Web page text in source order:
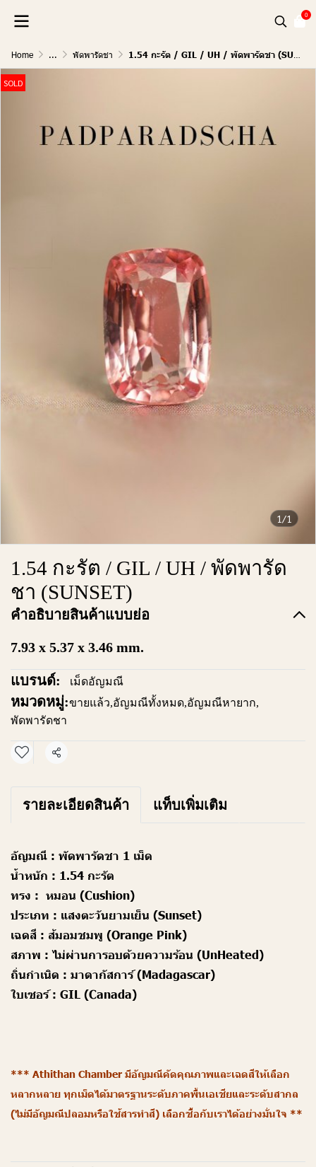
0
Home ... พัดพารัดชา 1.54 กะรัต / GIL / UH / พัดพารัดชา (SUNSET)
1/1
SOLD
1.54 กะรัต / GIL / UH / พัดพารัด
ชา (SUNSET)
คำอธิบายสินค้าแบบย่อ
7.93 x 5.37 x 3.46 mm.
แบรนด์: เม็ดอัญมณี
หมวดหมู่:ขายแล้ว,อัญมณีทั้งหมด,อัญมณีหายาก,
พัดพารัดชา
แชร์
รายละเอียดสินค้า แท็บเพิ่มเติม
อัญมณี : พัดพารัดชา 1 เม็ด
น้ำหนัก : 1.54 กะรัต
ทรง : หมอน (Cushion)
ประเภท : แสงตะวันยามเย็น (Sunset)
เฉดสี : ส้มอมชมพู (Orange Pink)
สภาพ : ไม่ผ่านการอบด้วยความร้อน (UnHeated)
ถิ่นกำเนิด : มาดากัสการ์ (Madagascar)
ใบเซอร์ : GIL (Canada)
*** Athithan Chamber มีอัญมณีคัดคุณภาพและเฉดสีให้เลือก
หลากหลาย ทุกเม็ดได้มาตรฐานระดับภาคพื้นเอเชียและระดับสากล
(ไม่มีอัญมณีปลอมหรือใช้สารทำสี) เลือกซื้อกับเราได้อย่างมั่นใจ **